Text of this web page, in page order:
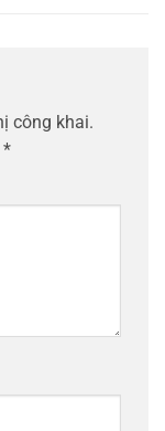
công khai.
*